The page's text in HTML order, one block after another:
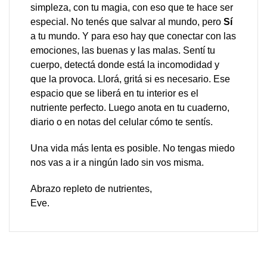
simpleza, con tu magia, con eso que te hace ser
especial. No tenés que salvar al mundo, pero Sí
a tu mundo. Y para eso hay que conectar con las
emociones, las buenas y las malas. Sentí tu
cuerpo, detectá donde está la incomodidad y
que la provoca. Llorá, gritá si es necesario. Ese
espacio que se liberá en tu interior es el
nutriente perfecto. Luego anota en tu cuaderno,
diario o en notas del celular cómo te sentís.
Una vida más lenta es posible. No tengas miedo
nos vas a ir a ningún lado sin vos misma.
Abrazo repleto de nutrientes,
Eve.